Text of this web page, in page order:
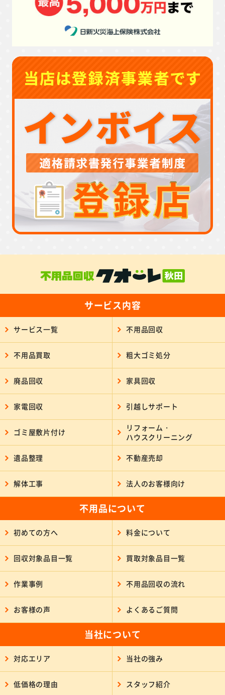
サービス内容
サービス一覧 不用品回収
不用品買取 粗大ゴミ処分
廃品回収 家具回収
家電回収 引越しサポート
ゴミ屋敷片付け
リフォーム・
ハウスクリーニング
遺品整理 不動産売却
解体工事 法人のお客様向け
不用品について
初めての方へ 料金について
回収対象品目一覧 買取対象品目一覧
作業事例 不用品回収の流れ
お客様の声 よくあるご質問
当社について
対応エリア 当社の強み
低価格の理由 スタッフ紹介